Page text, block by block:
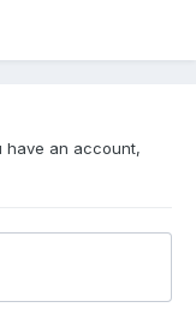
have an account,